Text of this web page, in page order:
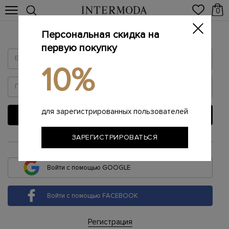
0
Войти
ВОЙТИ
или
Войти с помощью GOOGLE
Войти с помощью FACEBOOK
Регистрация
Персональная скидка на
первую покупку
10%
для зарегистрированных пользователей
ЗАРЕГИСТРИРОВАТЬСЯ